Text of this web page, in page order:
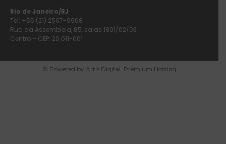
Rio de Janeiro/RJ
Tel: +55 (21) 2507-9968
Rua da Assembleia, 85, salas 1801/02/03
Centro – CEP: 20.011-001
© Powered by Artis Digital. Premium Hosting